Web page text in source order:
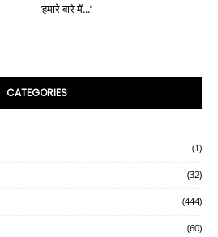
‘हमारे बारे में...’
CATEGORIES
(1)
(32)
(444)
(60)